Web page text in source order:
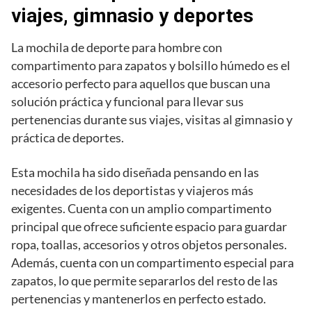
viajes, gimnasio y deportes
La mochila de deporte para hombre con
compartimento para zapatos y bolsillo húmedo es el
accesorio perfecto para aquellos que buscan una
solución práctica y funcional para llevar sus
pertenencias durante sus viajes, visitas al gimnasio y
práctica de deportes.
Esta mochila ha sido diseñada pensando en las
necesidades de los deportistas y viajeros más
exigentes. Cuenta con un amplio compartimento
principal que ofrece suficiente espacio para guardar
ropa, toallas, accesorios y otros objetos personales.
Además, cuenta con un compartimento especial para
zapatos, lo que permite separarlos del resto de las
pertenencias y mantenerlos en perfecto estado.